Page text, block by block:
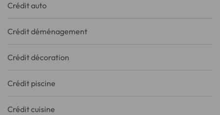
Crédit auto
Crédit déménagement
Crédit décoration
Crédit piscine
Crédit cuisine